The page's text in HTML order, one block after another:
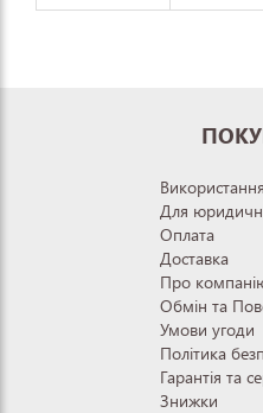
Для
Оплата
Доставка
Про
Обмін та
Умови угоди
Політика
Гарантія та
Знижки